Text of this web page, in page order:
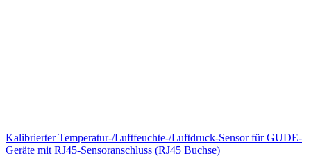
Kalibrierter Temperatur-/Luftfeuchte-/Luftdruck-Sensor für GUDE-
Geräte mit RJ45-Sensoranschluss (RJ45 Buchse)